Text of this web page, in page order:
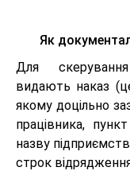
Як
Для
видають наказ
якому доцільно
працівника,
назву
строк